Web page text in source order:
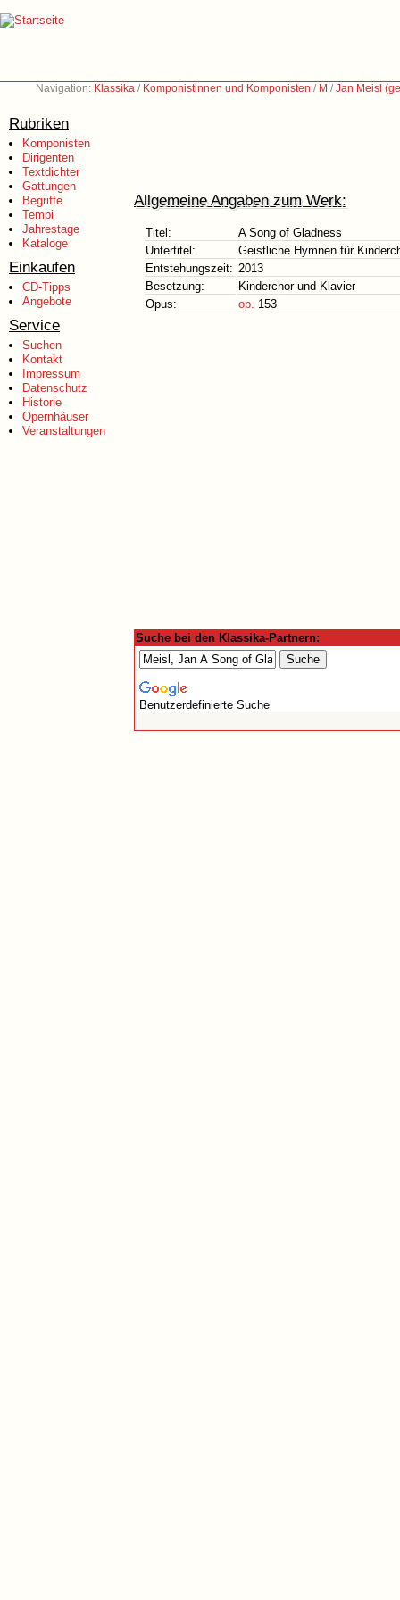
Navigation: Klassika / Komponistinnen und Komponisten / M /Jan Meisl
Rubriken
Komponisten
Dirigenten
Textdichter
Gattungen
Begriffe
Tempi
Jahrestage
Kataloge
Einkaufen
CD-Tipps
Angebote
Service
Suchen
Kontakt
Impressum
Datenschutz
Historie
Opernhäuser
Veranstaltungen
Allgemeine Angaben zum Werk:
Titel:
A Song of Gladness
Untertitel:
Geistliche Hymnen für
Entstehungszeit: 2013
Besetzung:
Kinderchor und Klavier
Opus:
op. 153
Suche bei den Klassika-Partnern:
Benutzerdefinierte Suche